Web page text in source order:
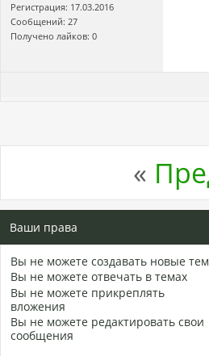
Регистрация: 17.03.2016
Сообщений: 27
Получено лайков: 0
«
Ваши права
Вы не можете создавать новые
Вы не можете отвечать в темах
Вы не можете прикреплять
вложения
Вы не можете редактировать свои
сообщения